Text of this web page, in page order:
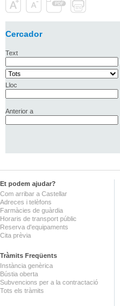
Cercador
Text
Lloc
Anterior a
Et podem ajudar?
Com arribar a Castellar
Adreces i telèfons
Farmàcies de guàrdia
Horaris de transport públic
Reserva d'equipaments
Cita prèvia
Tràmits Freqüents
Instància genèrica
Bústia oberta
Subvencions per a la contractació
Tots els tràmits